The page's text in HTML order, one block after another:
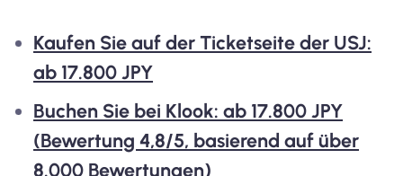
Kaufen Sie auf der Ticketseite der USJ:
ab 17.800 JPY
Buchen Sie bei Klook: ab 17.800 JPY
(Bewertung 4,8/5, basierend auf über
8.000 Bewertungen)